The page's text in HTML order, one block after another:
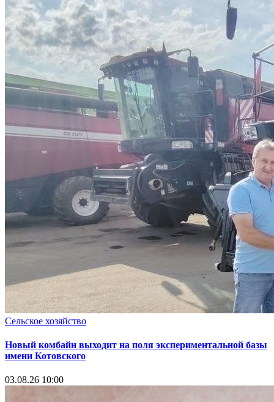
Сельское хозяйство
Новый комбайн выходит на поля экспериментальной базы
имени Котовского
03.08.26 10:00